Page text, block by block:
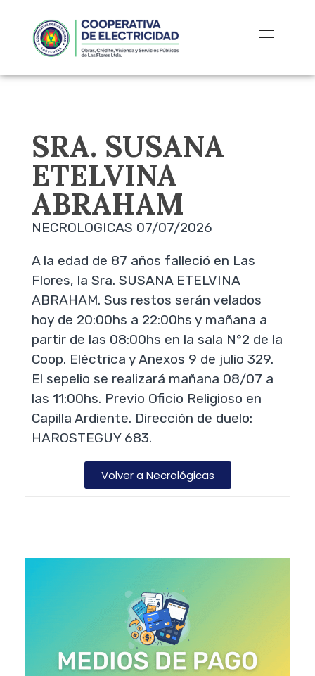
SRA. SUSANA
ETELVINA
ABRAHAM
NECROLOGICAS 07/07/2026
A la edad de 87 años falleció en Las
Flores, la Sra. SUSANA ETELVINA
ABRAHAM. Sus restos serán velados
hoy de 20:00hs a 22:00hs y mañana a
partir de las 08:00hs en la sala N°2 de la
Coop. Eléctrica y Anexos 9 de julio 329.
El sepelio se realizará mañana 08/07 a
las 11:00hs. Previo Oficio Religioso en
Capilla Ardiente. Dirección de duelo:
HAROSTEGUY 683.
Volver a Necrológicas